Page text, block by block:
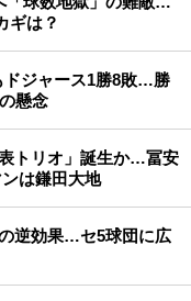
ギは？
ドジャース1勝8敗…勝
懸念
トリオ」誕生か…冨安
は鎌田大地
逆効果…セ5球団に広